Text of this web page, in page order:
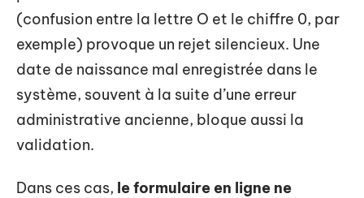
(confusion entre la lettre O et le chiffre 0, par
exemple) provoque un rejet silencieux. Une
date de naissance mal enregistrée dans le
système, souvent à la suite d’une erreur
administrative ancienne, bloque aussi la
validation.
Dans ces cas, le formulaire en ligne ne